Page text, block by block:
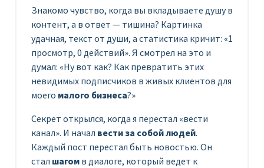
Знакомо чувство, когда вы вкладываете душу в
контент, а в ответ — тишина? Картинка
удачная, текст от души, а статистика кричит: «1
просмотр, 0 действий». Я смотрел на это и
думал: «Ну вот как? Как превратить этих
невидимых подписчиков в живых клиентов для
моего малого бизнеса?»
Секрет открылся, когда я перестал «вести
канал». И начал вести за собой людей.
Каждый пост перестал быть новостью. Он
стал шагом в диалоге, который ведет к